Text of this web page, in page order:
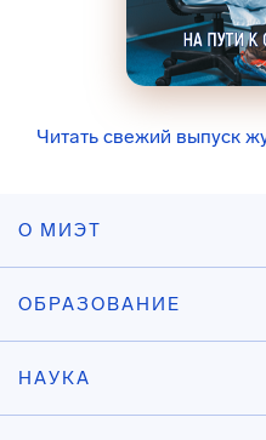
Читать свежий выпуск
О МИЭТ
ОБРАЗОВАНИЕ
НАУКА